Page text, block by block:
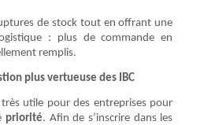
de stock tout en offrant une
: plus de commande en
remplis.
plus vertueuse des IBC
utile pour des entreprises pour
priorité. Afin de s’inscrire dans les